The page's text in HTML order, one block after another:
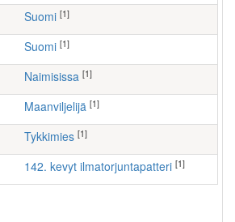
Suomi [1]
Suomi [1]
Naimisissa [1]
maanviljelijä [1]
Tykkimies [1]
142. kevyt ilmatorjuntapatteri [1]